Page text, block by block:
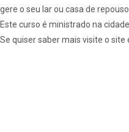
gere o seu lar ou casa de
Este curso é ministrado na
Se quiser saber mais visite o site